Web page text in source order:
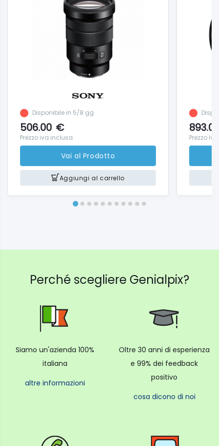
Disponibile in 5/8 gg
506.00 €
Prezzo iva inclusa
Vai al Prodotto
Aggiungi al carrello
Prezzo
Perché scegliere Genialpix?
Siamo un'azienda 100%
italiana
altre informazioni
Oltre 30 anni di esperienza
e 99% dei feedback
positivo
cosa dicono di noi